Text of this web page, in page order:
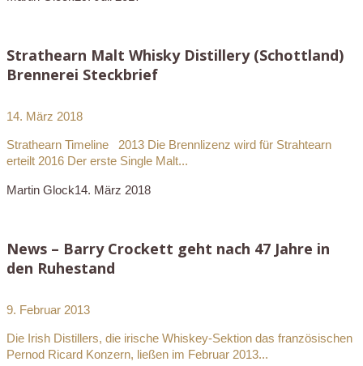
Strathearn Malt Whisky Distillery (Schottland)
Brennerei Steckbrief
14. März 2018
Strathearn Timeline 2013 Die Brennlizenz wird für Strahtearn
erteilt 2016 Der erste Single Malt...
Martin Glock14. März 2018
News – Barry Crockett geht nach 47 Jahre in
den Ruhestand
9. Februar 2013
Die Irish Distillers, die irische Whiskey-Sektion das französischen
Pernod Ricard Konzern, ließen im Februar 2013...